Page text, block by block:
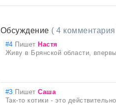
Обсуждение ( 4
#4 Пишет Настя
Живу в Брянской области,
#3 ПишетСаша
Так-то котики - это